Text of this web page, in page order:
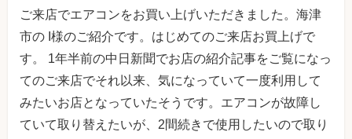
ご来店でエアコンをお買い上げいただきました。海津
市の I様のご紹介です。はじめてのご来店お買上げで
す。 1年半前の中日新聞でお店の紹介記事をご覧になっ
てのご来店でそれ以来、気になっていて一度利用して
みたいお店となっていたそうです。エアコンが故障し
ていて取り替えたいが、2間続きで使用したいので取り